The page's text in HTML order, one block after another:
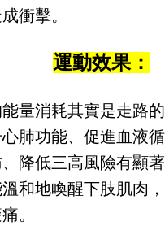
衝擊。
運動效果：
量消耗其實是走路
肺功能、促進血液
降低三高風險有顯
和地喚醒下肢肌肉
。